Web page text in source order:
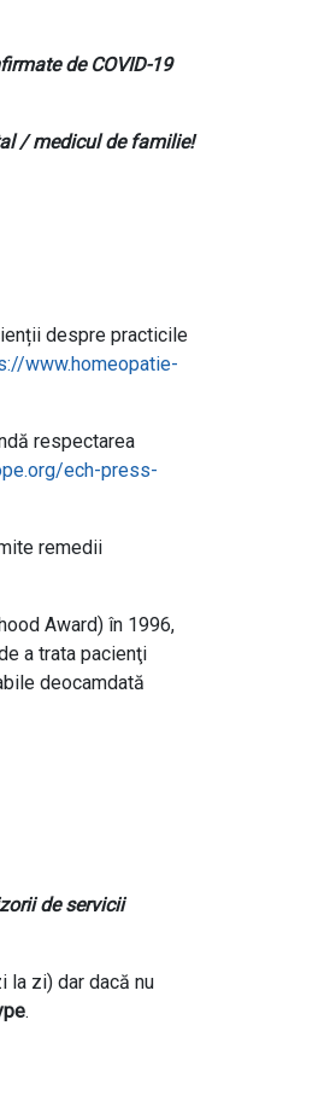
de COVID-19
/ medicul de familie!
despre practicile
www.homeopatie-
respectarea
ech-press-
remedii
Award) în 1996,
a trata pacienţi
deocamdată
de servicii
la zi) dar dacă nu
.